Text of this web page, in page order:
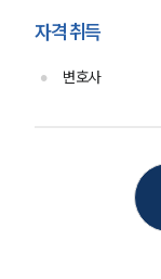
자격 취득
변호사